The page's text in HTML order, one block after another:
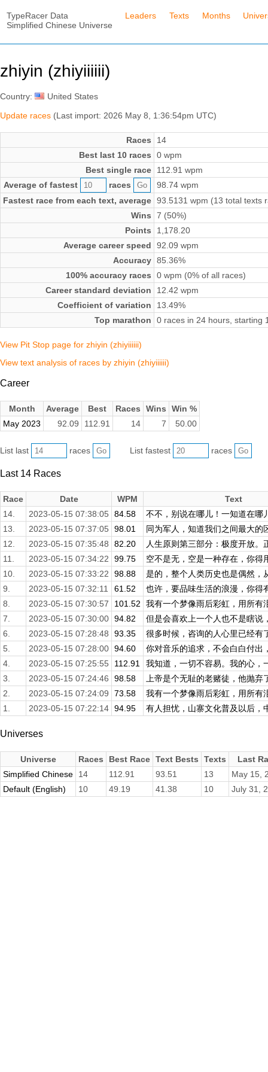
TypeRacer Data
Simplified Chinese Universe
Leaders Texts Months
zhiyin (zhiyiiiiii)
Country:
United States
Update races (Last import: 2026 May 8, 1:36:54pm UTC)
Races
14
Best last 10 races
0 wpm
Best single race
112.91 wpm
Average of fastest
races
98.74 wpm
Fastest race from each text, average 93.5131 wpm (13 total texts
Wins
7 (50%)
Points
1,178.20
Average career speed
92.09 wpm
Accuracy 85.36%
100% accuracy races
0 wpm (0% of all races)
Career standard deviation
12.42 wpm
Coefficient of variation
13.49%
Top marathon
0 races in 24 hours, starting
View Pit Stop page for zhiyin (zhiyiiiiii)
View text analysis of races by zhiyin (zhiyiiiiii)
Career
Month Average Best Races Wins
Win %
May 2023
92.09 112.91 14 7 50.00
List last races List fastest races
Last 14 Races
Race Date WPM
Text
14.
2023-05-15 07:38:05 84.58
不不，别说在哪儿！一知道在哪
13.
2023-05-15 07:37:05 98.01
同为军人，知道我们之间最大的
12.
2023-05-15 07:35:48 82.20
人生原则第三部分：极度开放。
11.
2023-05-15 07:34:22 99.75
空不是无，空是一种存在，你得
10.
2023-05-15 07:33:22 98.88
是的，整个人类历史也是偶然，
9.
2023-05-15 07:32:11 61.52
也许，要品味生活的浪漫，你得
8.
2023-05-15 07:30:57 101.52
我有一个梦像雨后彩虹，用所有
7.
2023-05-15 07:30:00 94.82
但是会喜欢上一个人也不是瞎说
6.
2023-05-15 07:28:48 93.35
很多时候，咨询的人心里已经有
5.
2023-05-15 07:28:00 94.60
你对音乐的追求，不会白白付出
4.
2023-05-15 07:25:55 112.91
我知道，一切不容易。我的心，
3.
2023-05-15 07:24:46 98.58
上帝是个无耻的老赌徒，他抛弃
2.
2023-05-15 07:24:09 73.58
我有一个梦像雨后彩虹，用所有
1.
2023-05-15 07:22:14 94.95 有人担忧，山寨文化普及以后，
Universes
Universe Races Best Race Text Bests Texts
Last
Simplified Chinese
14 112.91 93.51 13
May 15,
Default (English)
10 49.19 41.38 10 July 31,